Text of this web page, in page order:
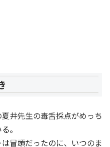
井先生の毒舌採点がめっち
。
冒頭だったのに、いつのま